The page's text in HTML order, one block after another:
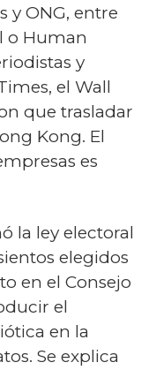
y ONG, entre
o Human
y
el Wall
que trasladar
Kong. El
es
la ley electoral
elegidos
en el Consejo
el
en la
Se explica